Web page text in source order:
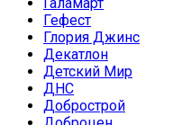
Гефест
Глория Джинс
Декатлон
Детский Мир
ДНС
Добрострой